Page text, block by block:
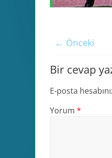
← Önceki
Bir cevap
E-posta
Yorum *